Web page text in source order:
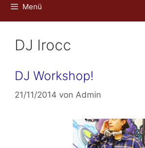
Menü
DJ Irocc
DJ Workshop!
21/11/2014 von Admin